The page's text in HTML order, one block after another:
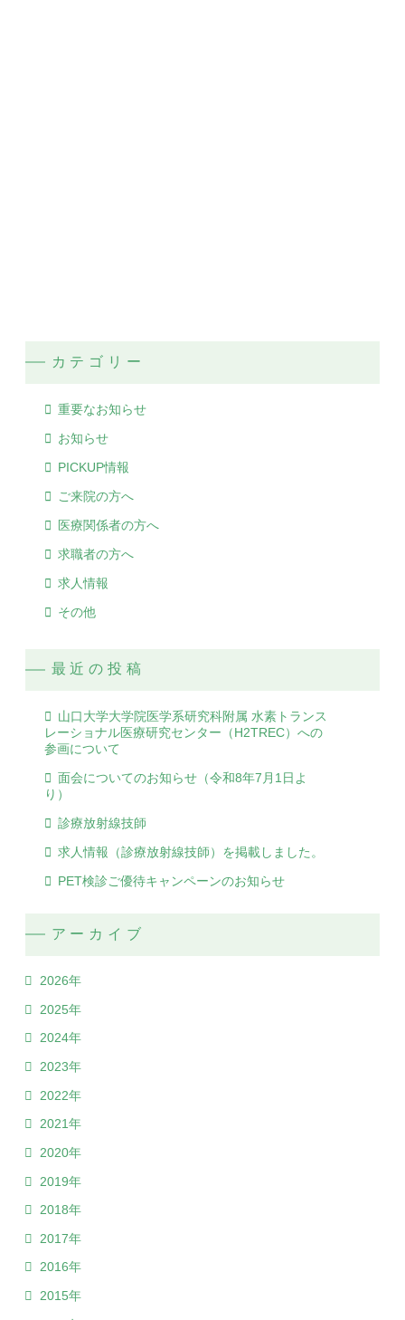
カテゴリー
重要なお知らせ
お知らせ
PICKUP情報
ご来院の方へ
医療関係者の方へ
求職者の方へ
求人情報
その他
最近の投稿
山口大学大学院医学系研究科附属 水素トランス
レーショナル医療研究センター（H2TREC）への
参画について
面会についてのお知らせ（令和8年7月1日よ
り）
診療放射線技師
求人情報（診療放射線技師）を掲載しました。
PET検診ご優待キャンペーンのお知らせ
アーカイブ
2026年
2025年
2024年
2023年
2022年
2021年
2020年
2019年
2018年
2017年
2016年
2015年